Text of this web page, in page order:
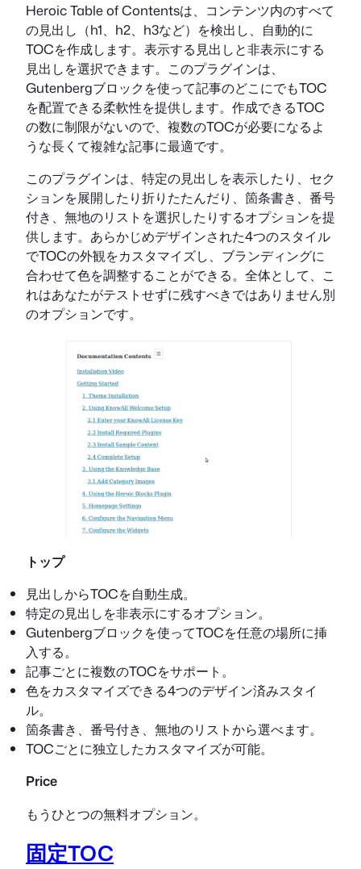
Heroic Table of Contentsは、コンテンツ内のすべて
の見出し（h1、h2、h3など）を検出し、自動的に
TOCを作成します。表示する見出しと非表示にする
見出しを選択できます。このプラグインは、
Gutenbergブロックを使って記事のどこにでもTOC
を配置できる柔軟性を提供します。作成できるTOC
の数に制限がないので、複数のTOCが必要になるよ
うな長くて複雑な記事に最適です。
このプラグインは、特定の見出しを表示したり、セク
ションを展開したり折りたたんだり、箇条書き、番号
付き、無地のリストを選択したりするオプションを提
供します。あらかじめデザインされた4つのスタイル
でTOCの外観をカスタマイズし、ブランディングに
合わせて色を調整することができる。全体として、こ
れはあなたがテストせずに残すべきではありません別
のオプションです。
トップ
見出しからTOCを自動生成。
特定の見出しを非表示にするオプション。
Gutenbergブロックを使ってTOCを任意の場所に挿
入する。
記事ごとに複数のTOCをサポート。
色をカスタマイズできる4つのデザイン済みスタイ
ル。
箇条書き、番号付き、無地のリストから選べます。
TOCごとに独立したカスタマイズが可能。
Price
もうひとつの無料オプション。
固定TOC